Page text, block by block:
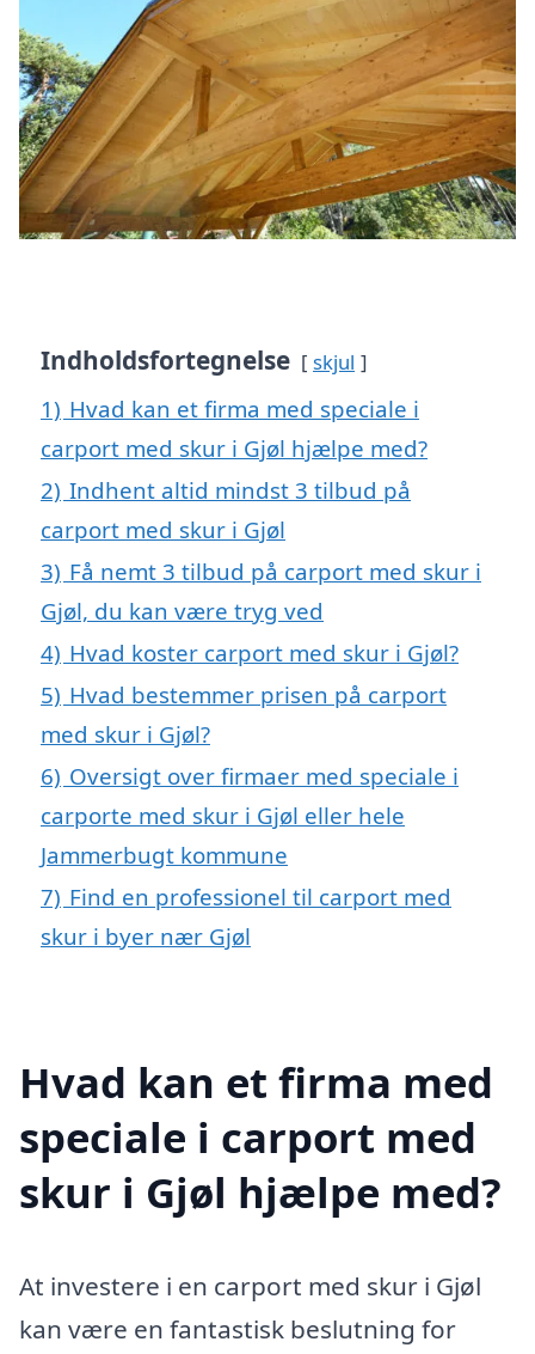
Indholdsfortegnelse skjul
1) Hvad kan et firma med speciale i
carport med skur i Gjøl hjælpe med?
2) Indhent altid mindst 3 tilbud på
carport med skur i Gjøl
3) Få nemt 3 tilbud på carport med skur i
Gjøl, du kan være tryg ved
4) Hvad koster carport med skur i Gjøl?
5) Hvad bestemmer prisen på carport
med skur i Gjøl?
6) Oversigt over firmaer med speciale i
carporte med skur i Gjøl eller hele
Jammerbugt kommune
7) Find en professionel til carport med
skur i byer nær Gjøl
Hvad kan et firma med
speciale i carport med
skur i Gjøl hjælpe med?
At investere i en carport med skur i Gjøl
kan være en fantastisk beslutning for